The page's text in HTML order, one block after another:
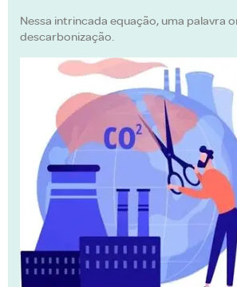
Nessa intrincada equação, uma palavra
descarbonização.